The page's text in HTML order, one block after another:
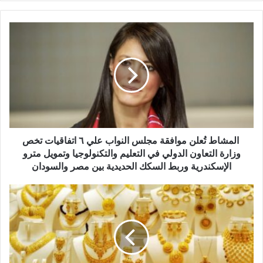
تخص
وزارة
التعاون
التعليم
والتكنولوجيا
وتمويل
مترو
الإسكندرية
وربط
المشاط تُعلن موافقة مجلس النواب علي ٦ اتفاقيات تخص
وزارة التعاون الدولي في التعليم والتكنولوجيا وتمويل مترو
الإسكندرية وربط السكك الحديدية بين مصر والسودان
أسعار
الذهب
تواصل
التراجع..
وعيار
21